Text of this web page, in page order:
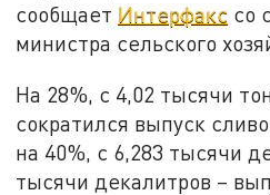
сообщает Интерфакс со
министра сельского
На 28%, с 4,02 тысячи
сократился выпуск
на 40%, с 6,283 тысячи
тысячи декалитров –